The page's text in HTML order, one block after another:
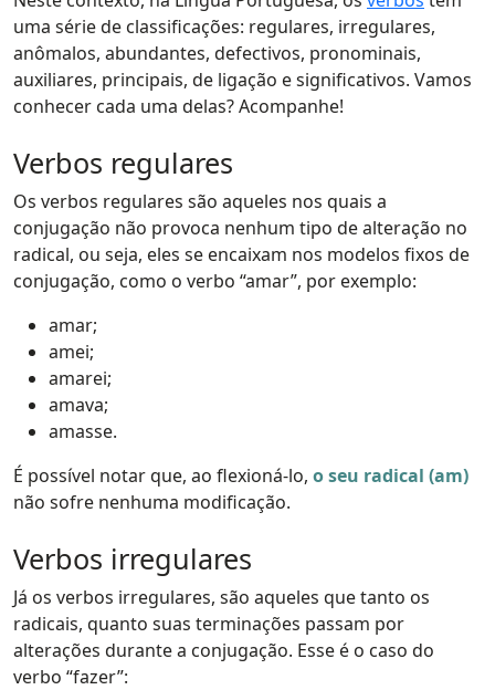
uma série de classificações: regulares, irregulares,
anômalos, abundantes, defectivos, pronominais,
auxiliares, principais, de ligação e significativos. Vamos
conhecer cada uma delas? Acompanhe!
Verbos regulares
Os verbos regulares são aqueles nos quais a
conjugação não provoca nenhum tipo de alteração no
radical, ou seja, eles se encaixam nos modelos fixos de
conjugação, como o verbo “amar”, por exemplo:
amar;
amei;
amarei;
amava;
amasse.
É possível notar que, ao flexioná-lo, o seu radical (am)
não sofre nenhuma modificação.
Verbos irregulares
Já os verbos irregulares, são aqueles que tanto os
radicais, quanto suas terminações passam por
alterações durante a conjugação. Esse é o caso do
verbo “fazer”: